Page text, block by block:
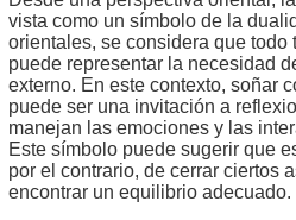
vista como un símbolo de la
orientales, se considera que todo
puede representar la necesidad
externo. En este contexto, soñar
puede ser una invitación a
manejan las emociones y las
Este símbolo puede sugerir que
por el contrario, de cerrar ciertos
encontrar un equilibrio adecuado.